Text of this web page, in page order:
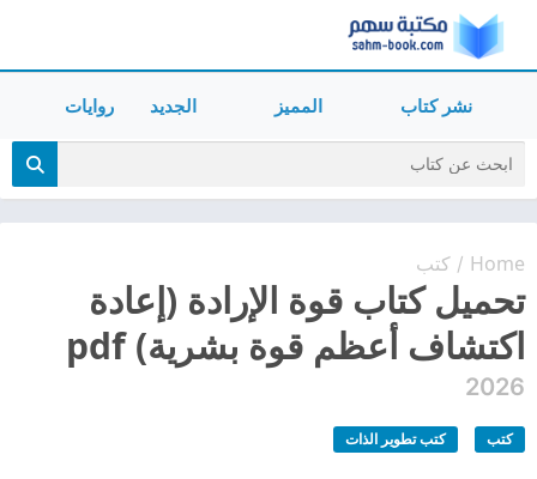
نشر كتاب المميز الجديد روايات
Home
/ كتب
تحميل كتاب قوة الإرادة (إعادة
اكتشاف أعظم قوة بشرية) pdf
2026
كتب كتب تطوير الذات